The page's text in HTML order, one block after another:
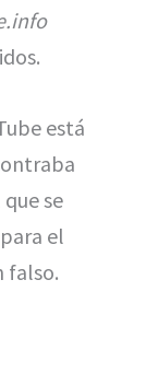
está
se
el
falso.